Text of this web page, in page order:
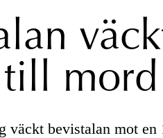
mord
väckt bevistalan mot en